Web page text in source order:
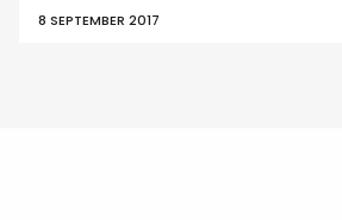
8 SEPTEMBER 2017